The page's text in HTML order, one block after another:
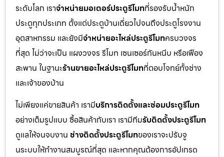
ระดับโลก เราจำหน่ายมอเตอร์ประตูรีโมทที่รองรับน้ำหนัก
ประตูทุกประเภท ตั้งแต่ประตูบ้านเดี่ยวไปจนถึงประตูโรงงาน
อุตสาหกรรม และยังมีจำหน่ายอะไหล่ประตูรีโมทครบวงจร
ที่สุด ไม่ว่าจะเป็น แผงวงจร รีโมท เซนเซอร์กันหนีบ หรือเฟือง
สะพาน ในฐานะร้านขายอะไหล่ประตูรีโมทที่ตอบโจทย์ทั้งช่าง
และเจ้าของบ้าน
ไม่เพียงแค่ขายสินค้า เรามีบริการติดตั้งและซ่อมประตูรีโมท
อย่างเต็มรูปแบบ ซื้อสินค้ากับเรา เรามีทีมรับติดตั้งประตูรีโมท
ดูแลให้จนจบงาน ช่างติดตั้งประตูรีโมทของเราจะปรับจู
นระบบให้ทำงานสมบูรณ์ที่สุด และหากคุณต้องการอัปเกรด